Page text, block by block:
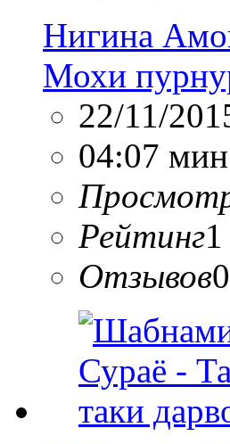
Нигина
Мохи
22/11/
04:07 мин
Рейтинг1
Отзывов0